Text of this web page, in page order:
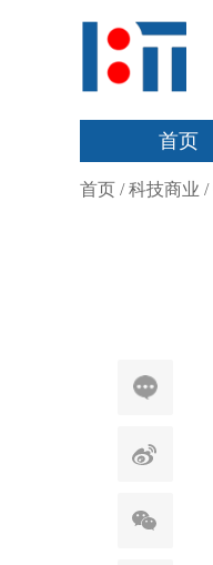
首页
首页 /科技商业 /